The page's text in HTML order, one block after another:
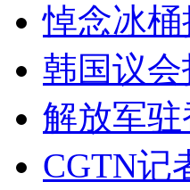
悼念冰
韩国议
解放军
CGTN记